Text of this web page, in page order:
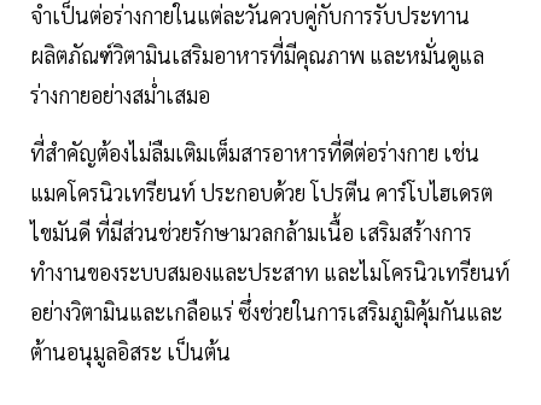
จำเป็นต่อร่างกายในแต่ละวันควบคู่กับการรับประทาน
ผลิตภัณฑ์วิตามินเสริมอาหารที่มีคุณภาพ และหมั่นดูแล
ร่างกายอย่างสม่ำเสมอ
ที่สำคัญต้องไม่ลืมเติมเต็มสารอาหารที่ดีต่อร่างกาย เช่น
แมคโครนิวเทรียนท์ ประกอบด้วย โปรตีน คาร์โบไฮเดรต
ไขมันดี ที่มีส่วนช่วยรักษามวลกล้ามเนื้อ เสริมสร้างการ
ทำงานของระบบสมองและประสาท และไมโครนิวเทรียนท์
อย่างวิตามินและเกลือแร่ ซึ่งช่วยในการเสริมภูมิคุ้มกันและ
ต้านอนุมูลอิสระ เป็นต้น